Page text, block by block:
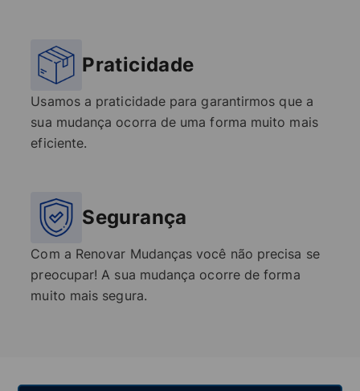
Praticidade
Usamos a praticidade para garantirmos que a
sua mudança ocorra de uma forma muito mais
eficiente.
Segurança
Com a Renovar Mudanças você não precisa se
preocupar! A sua mudança ocorre de forma
muito mais segura.